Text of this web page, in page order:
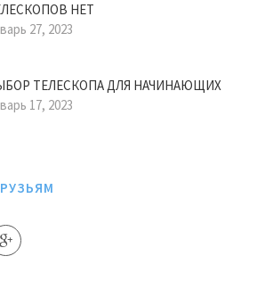
НЕТ
27, 2023
ТЕЛЕСКОПА ДЛЯ НАЧИНАЮЩИХ
17, 2023